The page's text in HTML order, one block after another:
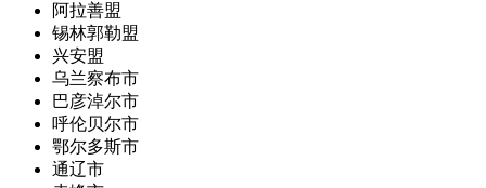
阿拉善盟
锡林郭勒盟
兴安盟
乌兰察布市
巴彦淖尔市
呼伦贝尔市
鄂尔多斯市
通辽市